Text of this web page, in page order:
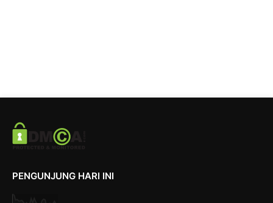
PENGUNJUNG HARI INI